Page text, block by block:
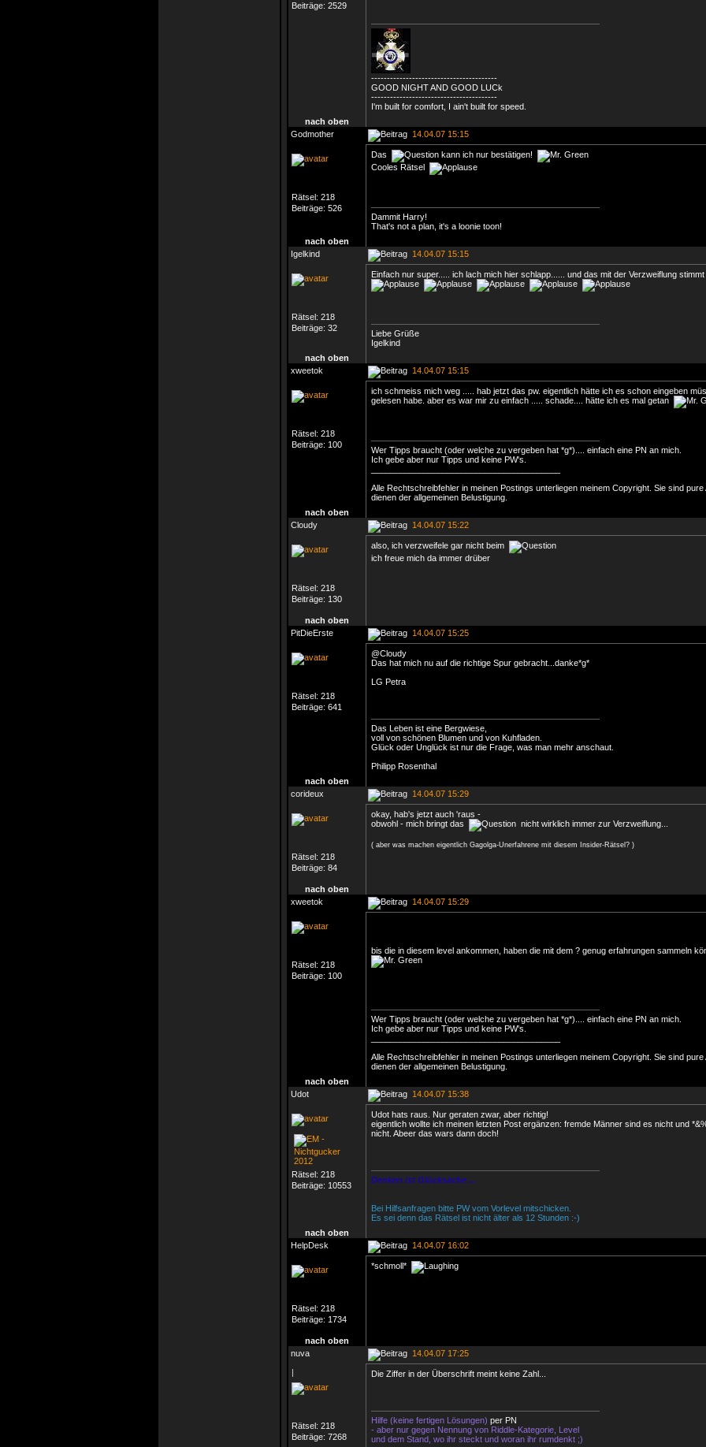
Beiträge: 2529
----------------------------------------
GOOD NIGHT AND GOOD LUCk
----------------------------------------
I'm built for comfort, I ain't built for speed.
nach oben
Godmother
14.04.07 15:15
Rätsel: 218
Beiträge: 526
Das
kann ich nur bestätigen!
Cooles Rätsel
Dammit Harry!
That's not a plan, it's a loonie toon!
nach oben
Igelkind
14.04.07 15:15
Rätsel: 218
Beiträge: 32
Einfach nur super..... ich lach mich hier schlapp...... und das mit der Verzweiflung
Liebe Grüße
Igelkind
nach oben
xweetok
14.04.07 15:15
Rätsel: 218
Beiträge: 100
ich schmeiss mich weg ..... hab jetzt das pw. eigentlich hätte ich es schon eingeben
gelesen habe. aber es war mir zu einfach ..... schade.... hätte ich es mal getan
Wer Tipps braucht (oder welche zu vergeben hat *g*).... einfach eine PN an mich.
Ich gebe aber nur Tipps und keine PW's.
Alle Rechtschreibfehler in meinen Postings unterliegen meinem Copyright. Sie sind pure
dienen der allgemeinen Belustigung.
nach oben
Cloudy
14.04.07 15:22
Rätsel: 218
Beiträge: 130
also, ich verzweifele gar nicht beim
ich freue mich da immer drüber
nach oben
PitDieErste
14.04.07 15:25
Rätsel: 218
Beiträge: 641
@Cloudy
Das hat mich nu auf die richtige Spur gebracht...danke*g*
LG Petra
Das Leben ist eine Bergwiese,
voll von schönen Blumen und von Kuhfladen.
Glück oder Unglück ist nur die Frage, was man mehr anschaut.
Philipp Rosenthal
nach oben
corideux
14.04.07 15:29
Rätsel: 218
Beiträge: 84
okay, hab's jetzt auch 'raus -
obwohl - mich bringt das
nicht wirklich immer zur Verzweiflung...
( aber was machen eigentlich Gagolga-Unerfahrene mit diesem Insider-Rätsel? )
nach oben
xweetok
14.04.07 15:29
Rätsel: 218
Beiträge: 100
bis die in diesem level ankommen, haben die mit dem ? genug erfahrungen sammeln
Wer Tipps braucht (oder welche zu vergeben hat *g*).... einfach eine PN an mich.
Ich gebe aber nur Tipps und keine PW's.
Alle Rechtschreibfehler in meinen Postings unterliegen meinem Copyright. Sie sind pure
dienen der allgemeinen Belustigung.
nach oben
Udot
14.04.07 15:38
Rätsel: 218
Beiträge: 10553
Udot hats raus. Nur geraten zwar, aber richtig!
eigentlich wollte ich meinen letzten Post ergänzen: fremde Männer sind es nicht und
nicht. Abeer das wars dann doch!
Denken ist Glücksache ...
Bei Hilfsanfragen bitte PW vom Vorlevel mitschicken.
Es sei denn das Rätsel ist nicht älter als 12 Stunden :-)
nach oben
HelpDesk
14.04.07 16:02
Rätsel: 218
Beiträge: 1734
*schmoll*
nach oben
nuva
14.04.07 17:25
|
Rätsel: 218
Beiträge: 7268
Die Ziffer in der Überschrift meint keine Zahl...
Hilfe (keine fertigen Lösungen) per PN
- aber nur gegen Nennung von Riddle-Kategorie, Level
und dem Stand, wo ihr steckt und woran ihr rumdenkt ;)